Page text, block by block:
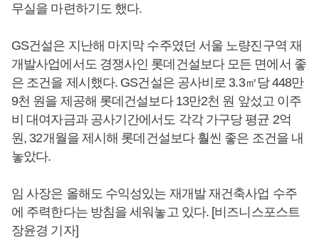
무실을 마련하기도 했다.
GS건설은 지난해 마지막 수주였던 서울 노량진구역 재
개발사업에서도 경쟁사인 롯데건설보다 모든 면에서 좋
은 조건을 제시했다. GS건설은 공사비로 3.3㎡당 448만
9천 원을 제공해 롯데건설보다 13만2천 원 앞섰고 이주
비 대여자금과 공사기간에서도 각각 가구당 평균 2억
원, 32개월을 제시해 롯데건설보다 훨씬 좋은 조건을 내
놓았다.
임 사장은 올해도 수익성있는 재개발 재건축사업 수주
에 주력한다는 방침을 세워놓고 있다. [비즈니스포스트
장윤경 기자]